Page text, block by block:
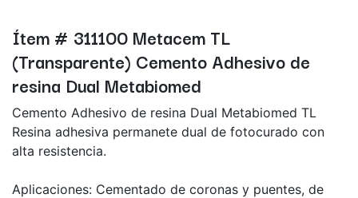
Ítem # 311100 Metacem TL
(Transparente) Cemento Adhesivo de
resina Dual Metabiomed
Cemento Adhesivo de resina Dual Metabiomed TL
Resina adhesiva permanete dual de fotocurado con
alta resistencia.
Aplicaciones: Cementado de coronas y puentes, de